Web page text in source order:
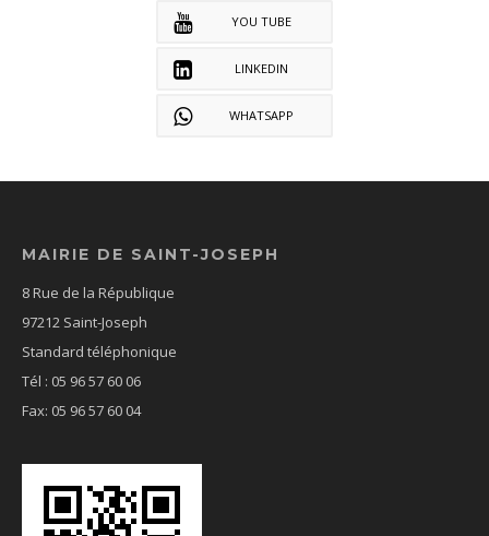
YOU TUBE
LINKEDIN
WHATSAPP
MAIRIE DE SAINT-JOSEPH
8 Rue de la République
97212 Saint-Joseph
Standard téléphonique
Tél : 05 96 57 60 06
Fax: 05 96 57 60 04